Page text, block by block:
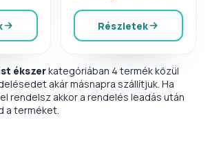
Részletek
ékszerkategóriában 4 termék közül
akár másnapra szállítjuk. Ha
rendelsz akkor a rendelés leadás után
a terméket.